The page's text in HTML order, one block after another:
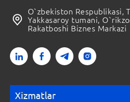
O`zbekiston Respublikasi,
Yakkasaroy tumani,
Rakatboshi Biznes Markazi
Xizmatlar